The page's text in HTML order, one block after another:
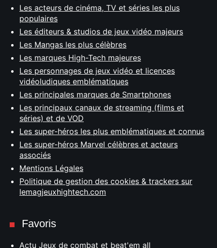
Les acteurs de cinéma, TV et séries les plus
populaires
Les éditeurs & studios de jeux vidéo majeurs
Les Mangas les plus célèbres
Les marques High-Tech majeures
Les personnages de jeux vidéo et licences
vidéoludiques emblématiques
Les principales marques de Smartphones
Les principaux canaux de streaming (films et
séries) et de VOD
Les super-héros les plus emblématiques et connus
Les super-héros Marvel célèbres et acteurs
associés
Mentions Légales
Politique de gestion des cookies & trackers sur
lemagjeuxhightech.com
Favoris
Actu Jeux de combat et beat'em all